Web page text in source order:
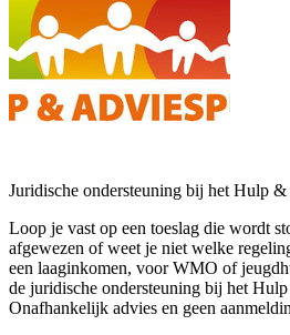
Juridische ondersteuning bij het Hulp
Loop je vast op een toeslag die wordt
afgewezen of weet je niet welke
een laaginkomen, voor WMO of
de juridische ondersteuning bij het
Onafhankelijk advies en geen